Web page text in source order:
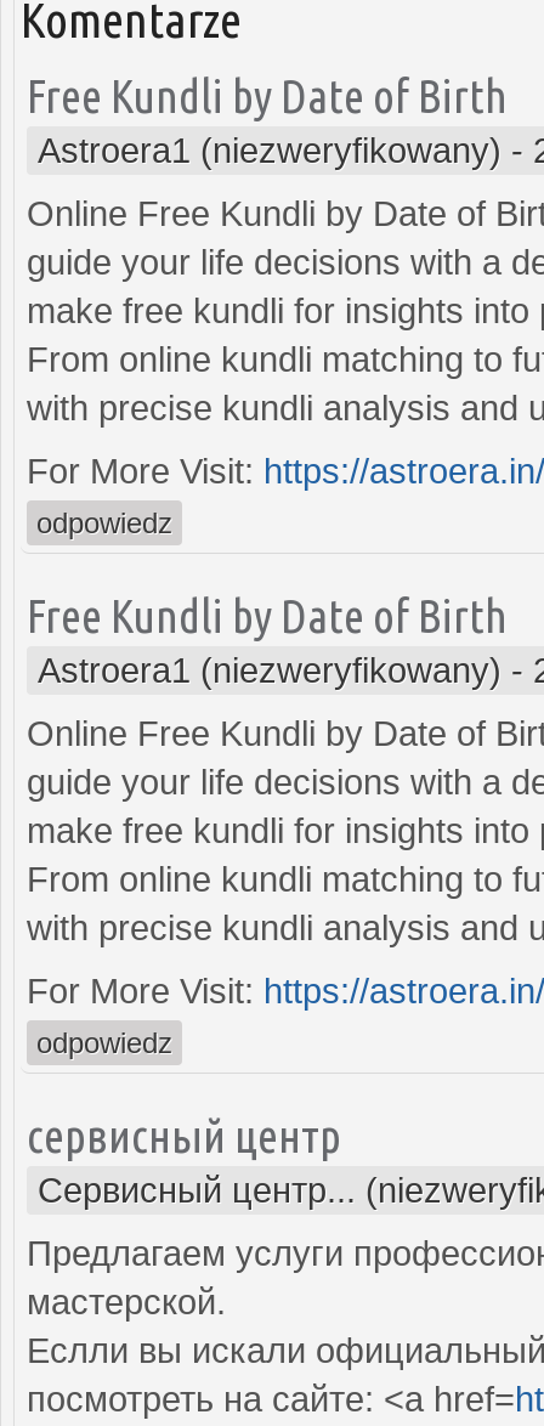
Komentarze
Free Kundli by Date of Birth
Astroera1 (niezweryfikowany) -
Online Free Kundli by Date of
guide your life decisions with a
make free kundli for insights
From online kundli matching to
with precise kundli analysis and
For More Visit: https://
odpowiedz
Free Kundli by Date of Birth
Astroera1 (niezweryfikowany) -
Online Free Kundli by Date of
guide your life decisions with a
make free kundli for insights
From online kundli matching to
with precise kundli analysis and
For More Visit: https://
odpowiedz
сервисный центр
Сервисный центр...
Предлагаем услуги
мастерской.
Еслли вы искали
посмотреть на сайте: <a href=